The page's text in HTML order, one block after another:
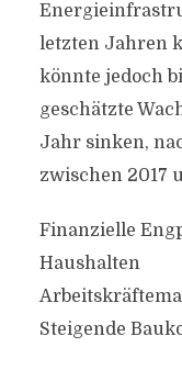
letzten Jahren
könnte jedoch
geschätzte
Jahr sinken,
zwischen 2017
Finanzielle
Haushalten
Steigende